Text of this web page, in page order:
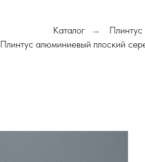
Каталог →
Плинтус алюминиевый плоский